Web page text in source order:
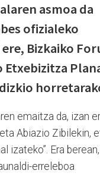
asmoa da
ofizialeko
Bizkaiko
emaitza da, izan
Abiazio Zibilekin,
izateko”. Era berean,
erreleboa